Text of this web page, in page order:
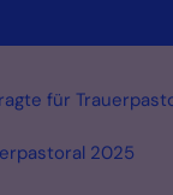
2025
für